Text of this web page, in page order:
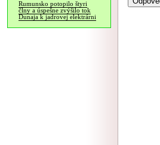
Rumunsko potopilo štyri
člny a úspešne zvýšilo tok
Dunaja k jadrovej elektrárni